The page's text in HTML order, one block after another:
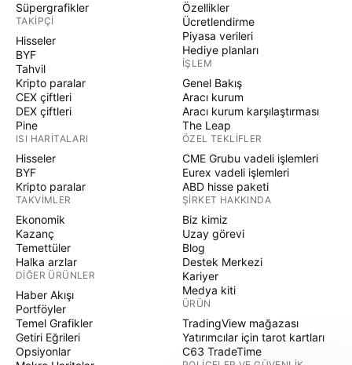
Süpergrafikler
TAKIPÇI
Hisseler
BYF
Tahvil
Kripto paralar
CEX çiftleri
DEX çiftleri
Pine
ISI HARITALARI
Hisseler
BYF
Kripto paralar
TAKVIMLER
Ekonomik
Kazanç
Temettüler
Halka arzlar
DIĞER ÜRÜNLER
Haber Akışı
Portföyler
Temel Grafikler
Getiri Eğrileri
Opsiyonlar
Özellikler
Ücretlendirme
Piyasa verileri
Hediye planları
İŞLEM
Genel Bakış
Aracı kurum
Aracı kurum karşılaştırması
The Leap
ÖZEL TEKLIFLER
CME Grubu vadeli işlemleri
Eurex vadeli işlemleri
ABD hisse paketi
ŞIRKET HAKKINDA
Biz kimiz
Uzay görevi
Blog
Destek Merkezi
Kariyer
Medya kiti
ÜRÜN
TradingView mağazası
Yatırımcılar için tarot kartları
C63 TradeTime